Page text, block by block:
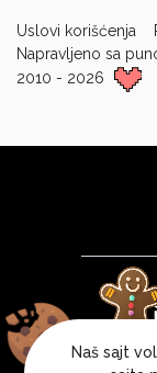
Uslovi korišćenja
Napravljeno sa
2010 - 2026
Naš sajt